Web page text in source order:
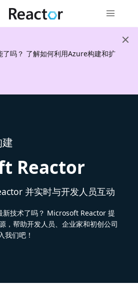
了吗？ 了解如何利用Azure构建和扩
Reactor
并实时与开发人员互动
新技术了吗？ Microsoft Reactor 提
，帮助开发人员、企业家和初创公司
我们吧！